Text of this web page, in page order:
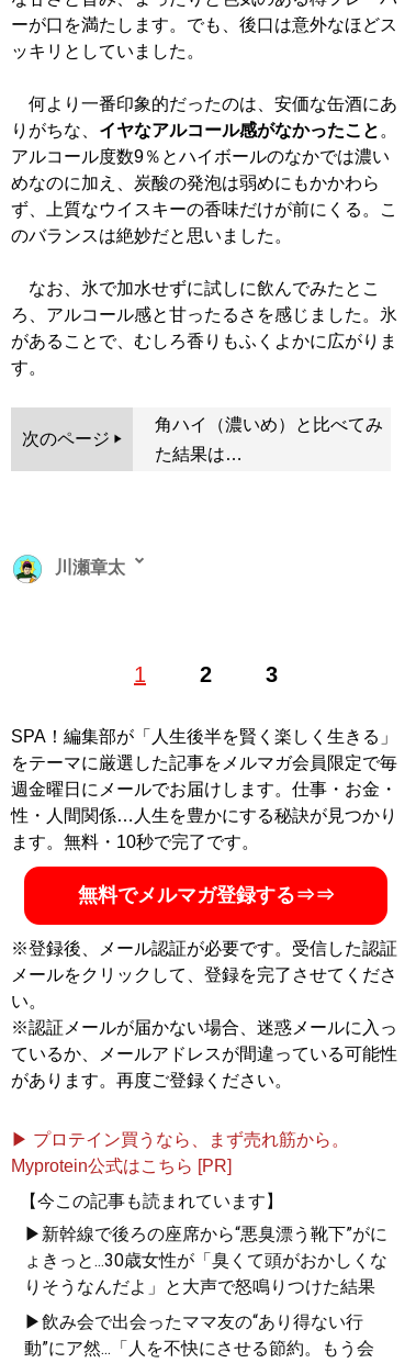
ーが口を満たします。でも、後口は意外なほどス
ッキリとしていました。
何より一番印象的だったのは、安価な缶酒にあ
りがちな、 イヤなアルコール感がなかったこと 。
アルコール度数9％とハイボールのなかでは濃い
めなのに加え、炭酸の発泡は弱めにもかかわら
ず、上質なウイスキーの香味だけが前にくる。こ
のバランスは絶妙だと思いました。
なお、氷で加水せずに試しに飲んでみたとこ
ろ、アルコール感と甘ったるさを感じました。氷
があることで、むしろ香りもふくよかに広がりま
す。
次のページ
角ハイ（濃いめ）と比べてみ
た結果は…
1 2 3
川瀬章太
ルメ・街ネタ誌や飲食業界誌などを手がける。取材経験
ことがある。現在はWEBサイト「LIQLOG」などで、ビ
ギナーにやさしいお酒の基礎知識や取材記事を執筆中
Ｘ（旧Twitter）：
@kawase_syota
記事一覧へ
SPA！編集部が「人生後半を賢く楽しく生きる」
をテーマに厳選した記事をメルマガ会員限定で毎
週金曜日にメールでお届けします。仕事・お金・
性・人間関係…人生を豊かにする秘訣が見つかり
ます。無料・10秒で完了です。
無料でメルマガ登録する⇒⇒
※登録後、メール認証が必要です。受信した認証
メールをクリックして、登録を完了させてくださ
い。
※認証メールが届かない場合、迷惑メールに入っ
ているか、メールアドレスが間違っている可能性
があります。再度ご登録ください。
▶ プロテイン買うなら、まず売れ筋から。
Myprotein公式はこちら [PR]
【今この記事も読まれています】
▶新幹線で後ろの座席から“悪臭漂う靴下”がに
ょきっと...30歳女性が「臭くて頭がおかしくな
りそうなんだよ」と大声で怒鳴りつけた結果
▶飲み会で出会ったママ友の“あり得ない行
動”にア然...「人を不快にさせる節約。もう会